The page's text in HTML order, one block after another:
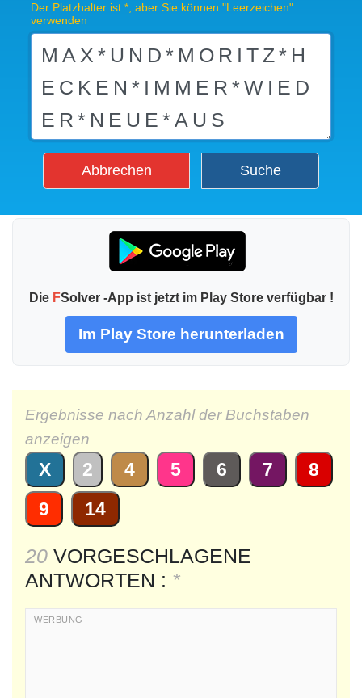
Der Platzhalter ist *, aber Sie können "Leerzeichen"
verwenden
Abbrechen Suche
Die FSolver -App ist jetzt im Play Store verfügbar !
Im Play Store herunterladen
Ergebnisse nach Anzahl der Buchstaben
anzeigen
X 2 4 5 6 7
8
9
14
20 VORGESCHLAGENE
ANTWORTEN : *